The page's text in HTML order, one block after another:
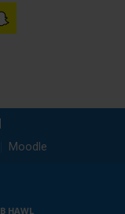
Moodle
HAWL